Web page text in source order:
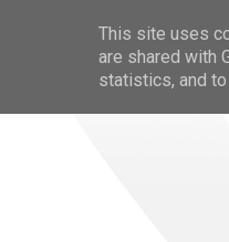
This site uses
are shared with
statistics, and